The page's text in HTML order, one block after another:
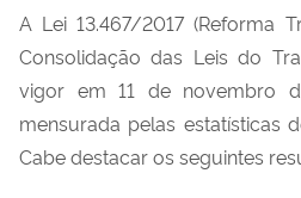
A Lei 13.467/2017 (Reforma
Consolidação das Leis do
vigor em 11 de novembro
mensurada pelas estatísticas
Cabe destacar os seguintes